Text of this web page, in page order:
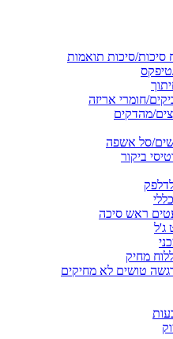
סיכות תואמות
חומרי אריזה
מהדקים
סל אשפה
ביקור
ראש סיכה
ג'ל
מחיק
טושים לא מחיקים